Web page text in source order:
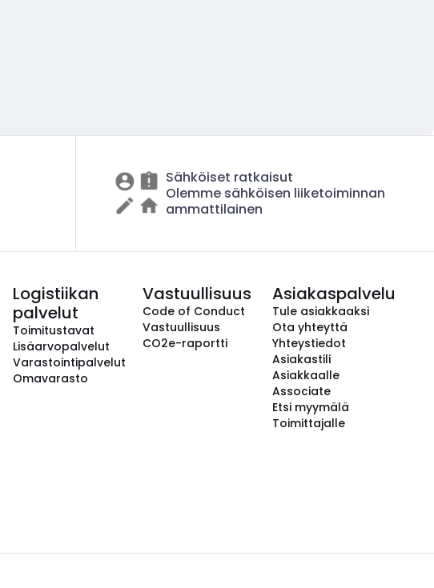
Sähköiset ratkaisut
Olemme sähköisen liiketoiminnan
ammattilainen
Logistiikan
palvelut
Toimitustavat
Lisäarvopalvelut
Varastointipalvelut
Omavarasto
Vastuullisuus
Code of Conduct
Vastuullisuus
CO2e-raportti
Asiakaspalvelu
Tule asiakkaaksi
Ota yhteyttä
Yhteystiedot
Asiakastili
Asiakkaalle
Associate
Etsi myymälä
Toimittajalle